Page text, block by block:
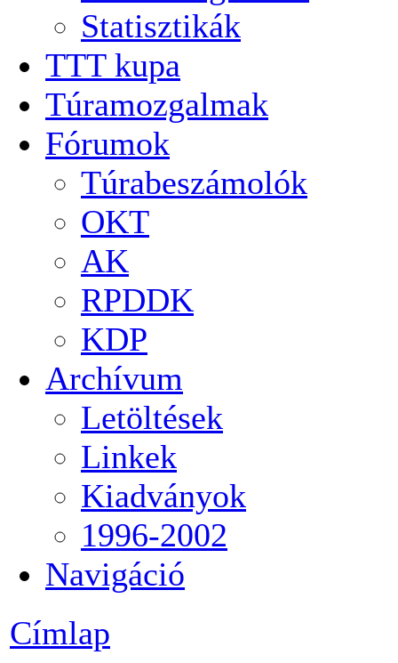
Statisztikák
TTT kupa
Túramozgalmak
Fórumok
Túrabeszámolók
OKT
AK
RPDDK
KDP
Archívum
Letöltések
Linkek
Kiadványok
1996-2002
Navigáció
Címlap